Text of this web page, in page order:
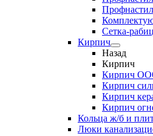
Сетка-
Кирпич
Назад
Кирпич
Кирпич
Кирпич
Кирпич
Кирпич
Кольца ж/б и
Люки